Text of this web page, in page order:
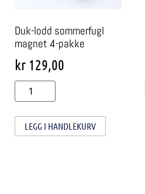
Duk-lodd sommerfugl
magnet 4-pakke
kr 129,00
LEGG I HANDLEKURV